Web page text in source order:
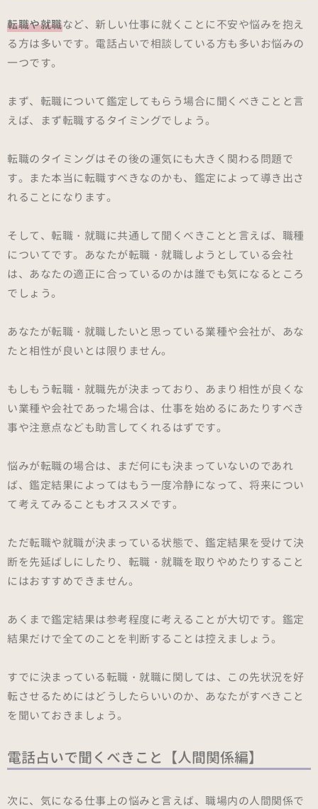
転職や就職など、新しい仕事に就くことに不安や悩みを抱え
る方は多いです。電話占いで相談している方も多いお悩みの
一つです。
まず、転職について鑑定してもらう場合に聞くべきことと言
えば、まず転職するタイミングでしょう。
転職のタイミングはその後の運気にも大きく関わる問題で
す。また本当に転職すべきなのかも、鑑定によって導き出さ
れることになります。
そして、転職・就職に共通して聞くべきことと言えば、職種
についてです。あなたが転職・就職しようとしている会社
は、あなたの適正に合っているのかは誰でも気になるところ
でしょう。
あなたが転職・就職したいと思っている業種や会社が、あな
たと相性が良いとは限りません。
もしもう転職・就職先が決まっており、あまり相性が良くな
い業種や会社であった場合は、仕事を始めるにあたりすべき
事や注意点なども助言してくれるはずです。
悩みが転職の場合は、まだ何にも決まっていないのであれ
ば、鑑定結果によってはもう一度冷静になって、将来につい
て考えてみることもオススメです。
ただ転職や就職が決まっている状態で、鑑定結果を受けて決
断を先延ばしにしたり、転職・就職を取りやめたりすること
にはおすすめできません。
あくまで鑑定結果は参考程度に考えることが大切です。鑑定
結果だけで全てのことを判断することは控えましょう。
すでに決まっている転職・就職に関しては、この先状況を好
転させるためにはどうしたらいいのか、あなたがすべきこと
を聞いておきましょう。
電話占いで聞くべきこと【人間関係編】
次に、気になる仕事上の悩みと言えば、職場内の人間関係で